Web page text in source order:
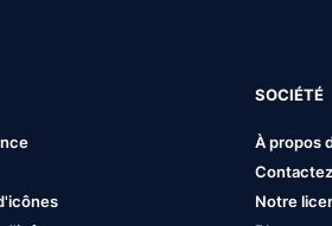
SOCIÉTÉ
À propos
Notre